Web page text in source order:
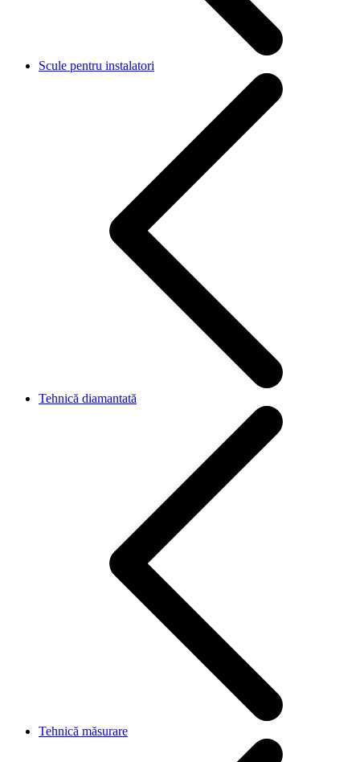
Scule pentru instalatori
Tehnică diamantată
Tehnică măsurare